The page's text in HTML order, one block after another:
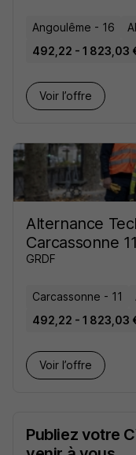
Angoulême - 16
492,22 - 1 823,03
Voir l’offre
Alternance
Carcassonne
GRDF
Carcassonne - 11
492,22 - 1 823,03
Voir l’offre
Publiez votre